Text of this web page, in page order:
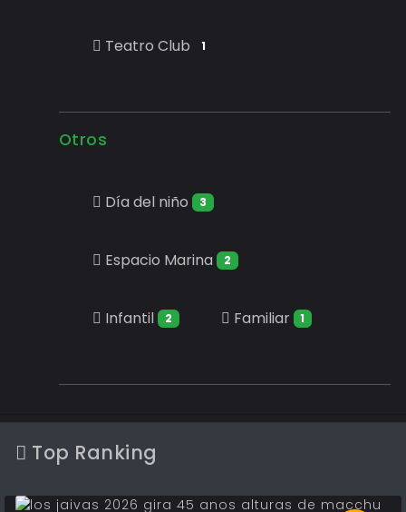
Teatro Club 1
Otros
Día del niño 3
Espacio Marina 2
Infantil 2 Familiar 1
Top Ranking